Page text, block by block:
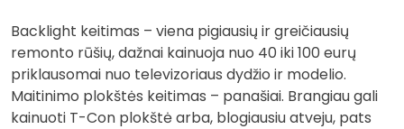
Backlight keitimas – viena pigiausių ir greičiausių
remonto rūšių, dažnai kainuoja nuo 40 iki 100 eurų
priklausomai nuo televizoriaus dydžio ir modelio.
Maitinimo plokštės keitimas – panašiai. Brangiau gali
kainuoti T-Con plokštė arba, blogiausiu atveju, pats